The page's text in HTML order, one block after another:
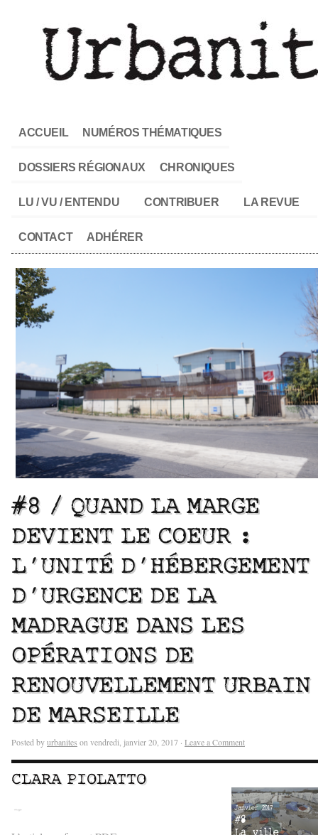
ACCUEIL NUMÉROS THÉMATIQUES
DOSSIERS RÉGIONAUX CHRONIQUES
LU / VU / ENTENDU CONTRIBUER LA REVUE
CONTACT ADHÉRER
#8 / QUAND LA MARGE
DEVIENT LE COEUR :
L’UNITÉ D’HÉBERGEMENT
D’URGENCE DE LA
MADRAGUE DANS LES
OPÉRATIONS DE
RENOUVELLEMENT URBAIN
DE MARSEILLE
Posted byurbanites on vendredi, janvier 20, 2017 · Leave a Comment
CLARA PIOLATTO
–